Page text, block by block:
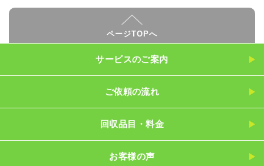
ページTOPへ
サービスのご案内
ご依頼の流れ
回収品目・料金
お客様の声